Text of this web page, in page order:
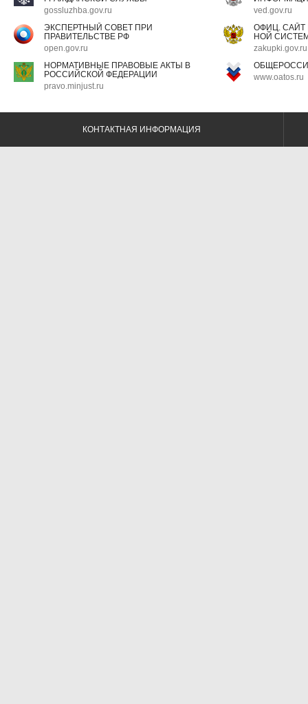
gossluzhba.gov.ru
ved.gov.ru
ЭКСПЕРТНЫЙ СОВЕТ ПРИ
ПРАВИТЕЛЬСТВЕ РФ
open.gov.ru
ОФИЦ.
НОЙ
zakupki.gov.ru
НОРМАТИВНЫЕ ПРАВОВЫЕ АКТЫ В
РОССИЙСКОЙ ФЕДЕРАЦИИ
pravo.minjust.ru
www.oatos.ru
КОНТАКТНАЯ ИНФОРМАЦИЯ